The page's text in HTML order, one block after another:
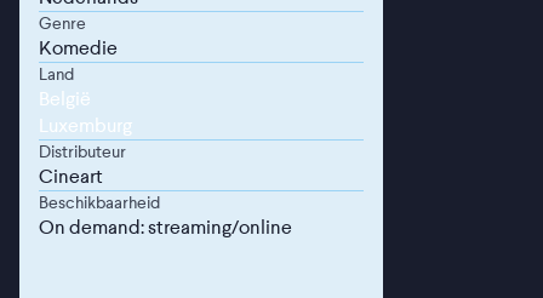
Genre
Komedie
Land
België
Luxemburg
Distributeur
Cineart
Beschikbaarheid
On demand: streaming/online